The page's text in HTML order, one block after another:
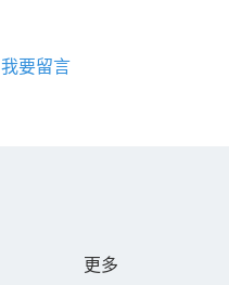
我要留言
更多